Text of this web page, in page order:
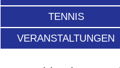
TENNIS
VERANSTALTUNGEN